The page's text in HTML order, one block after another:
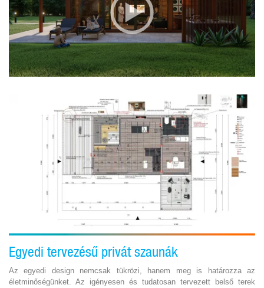
Egyedi tervezésű privát szaunák
Az egyedi design nemcsak tükrözi, hanem meg is határozza az
életminőségünket. Az igényesen és tudatosan tervezett belső terek